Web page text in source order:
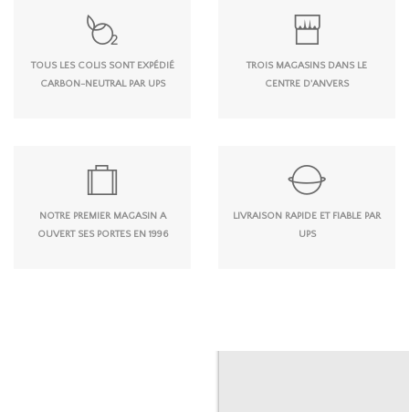
TOUS LES COLIS SONT EXPÉDIÉ
CARBON-NEUTRAL PAR UPS
TROIS MAGASINS DANS LE
CENTRE D'ANVERS
NOTRE PREMIER MAGASIN A
OUVERT SES PORTES EN 1996
LIVRAISON RAPIDE ET FIABLE PAR
UPS